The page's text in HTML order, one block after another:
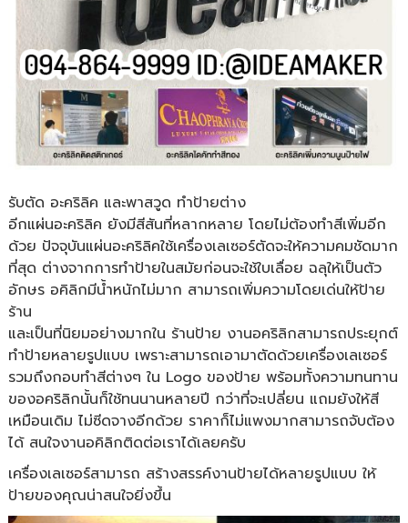
รับตัด อะคริลิค และพาสวูด ทำป้ายต่าง
อีกแผ่นอะคริลิค ยังมีสีสันที่หลากหลาย โดยไม่ต้องทำสีเพิ่มอีก
ด้วย ปัจจุบันแผ่นอะคริลิคใช้เครื่องเลเซอร์ตัดจะให้ความคมชัดมาก
ที่สุด ต่างจากการทำป้ายในสมัยก่อนจะใช้ใบเลื่อย ฉลุให้เป็นตัว
อักษร อคิลิกมีน้ำหนักไม่มาก สามารถเพิ่มความโดยเด่นให้ป้าย
ร้าน
และเป็นที่นิยมอย่างมากใน ร้านป้าย งานอคริลิกสามารถประยุกต์
ทำป้ายหลายรูปแบบ เพราะสามารถเอามาตัดด้วยเครื่องเลเซอร์
รวมถึงกอบทำสีต่างๆ ใน Logo ของป้าย พร้อมทั้งความทนทาน
ของอคริลิกนั้นก็ใช้ทนนานหลายปี กว่าที่จะเปลี่ยน แถมยังให้สี
เหมือนเดิม ไม่ซีดจางอีกด้วย ราคาก็ไม่แพงมากสามารถจับต้อง
ได้ สนใจงานอคิลิกติดต่อเราได้เลยครับ
เครื่องเลเซอร์สามารถ สร้างสรรค์งานป้ายได้หลายรูปแบบ ให้
ป้ายของคุณน่าสนใจยิ่งขึ้น